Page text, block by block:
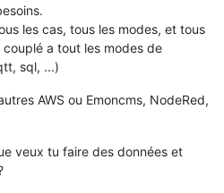
?
Y
5
<
les cas, tous les modes, et tous
a tout les modes de
sql, ...)
AWS ou Emoncms, NodeRed,
veux tu faire des données et